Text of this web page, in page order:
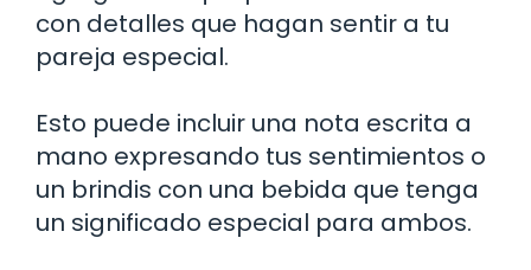
con detalles que hagan sentir a tu
pareja especial.
Esto puede incluir una nota escrita a
mano expresando tus sentimientos o
un brindis con una bebida que tenga
un significado especial para ambos.